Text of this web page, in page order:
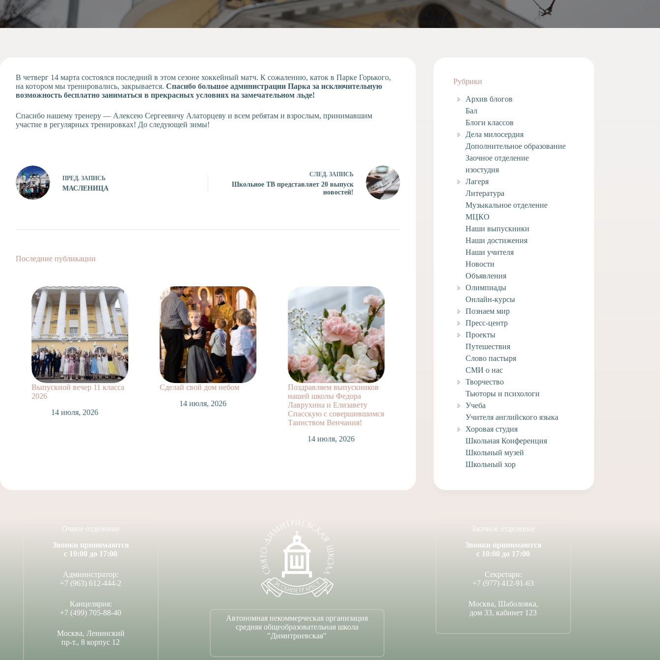
Проекты
отделение
Психологическая
Служба
Тьюторская
служба
В четверг 14 марта состоялся последний в этом сезоне хоккейный матч. К сожалению, каток в Парке Горького,
на котором мы тренировались, закрывается. Спасибо большое администрации Парка за исключительную
возможность бесплатно заниматься в прекрасных условиях на замечательном льде!
Спасибо нашему тренеру — Алексею Сергеевичу Алаторцеву и всем ребятам и взрослым, принимавшим
участие в регулярных тренировках! До следующей зимы!
ПРЕД. ЗАПИСЬ
МАСЛЕНИЦА
СЛЕД. ЗАПИСЬ
Школьное ТВ представляет 20 выпуск
новостей!
Последние публикации
Выпускной вечер 11 класса
2026
14 июля, 2026
Сделай свой дом небом
14 июля, 2026
Поздравляем выпускников
нашей школы Федора
Лаврухина и Елизавету
Спасскую с совершившимся
Таинством Венчания!
14 июля, 2026
Поздравляем учащегося
заочного отделения Анри
А. с творческими
достижениями!
14 июля, 2026
Рубрики
Архив блогов
Бал
Блоги классов
Дела милосердия
Дополнительное образование
Заочное отделение
изостудия
Лагеря
Литература
Музыкальное отделение
МЦКО
Наши выпускники
Наши достижения
Наши учителя
Новости
Объявления
Олимпиады
Онлайн-курсы
Познаем мир
Пресс-центр
Проекты
Путешествия
Слово пастыря
СМИ о нас
Творчество
Тьюторы и психологи
Учеба
Учителя английского языка
Хоровая студия
Школьная Конференция
Школьный музей
Школьный хор
Очное отделение
Звонки принимаются
с 10:00 до 17:00
Администратор:
+7 (963) 612-444-2
Канцелярия:
+7 (499) 705-88-40
Москва, Ленинский
пр-т., 8 корпус 12
Автономная некоммерческая организация
средняя общеобразовательная школа
"Димитриевская"
Заочное отделение
Звонки принимаются
с 10:00 до 17:00
Секретари:
+7 (977) 412-91-63
Москва, Шаболовка,
дом 33, кабинет 123